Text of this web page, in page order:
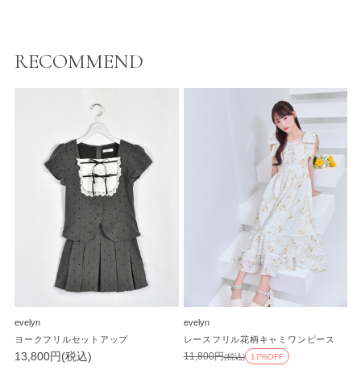
RECOMMEND
evelyn
ヨークフリルセットアップ
13,800円(税込)
evelyn
レースフリル花柄キャミワンピース
11,800円(税込) 17%OFF